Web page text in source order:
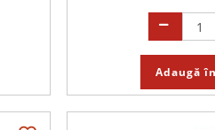
Adaugă